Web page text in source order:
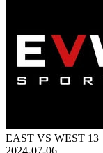
EAST VS WEST 13
2024-07-06